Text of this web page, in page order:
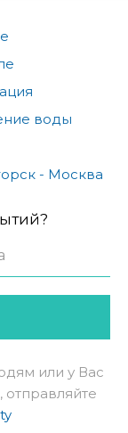
воды
- Москва
или у Вас
отправляйте